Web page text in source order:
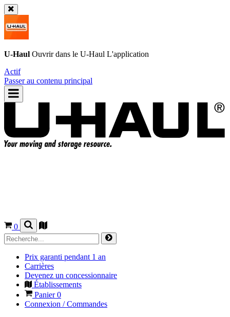
U-Haul Ouvrir dans le U-Haul L'application
Actif
Passer au contenu principal
0
Prix garanti pendant 1 an
Carrières
Devenez un concessionnaire
Établissements
Panier0
Connexion / Commandes